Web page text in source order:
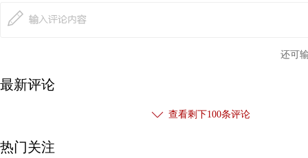
还可
最新评论
查看剩下100条评论
热门关注